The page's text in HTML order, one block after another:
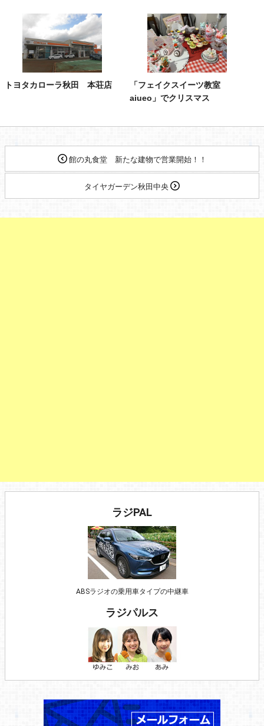
トヨタカローラ秋田 本荘店
「フェイクスイーツ教室
aiueo」でクリスマス
館の丸食堂 新たな建物で営業開始！！
タイヤガーデン秋田中央
ラジPAL
ABSラジオの乗用車タイプの中継車
ラジパルス